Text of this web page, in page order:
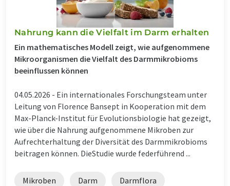
Nahrung kann die Vielfalt im Darm erhalten
Ein mathematisches Modell zeigt, wie aufgenommene
Mikroorganismen die Vielfalt des Darmmikrobioms
beeinflussen können
04.05.2026 - Ein internationales Forschungsteam unter
Leitung von Florence Bansept in Kooperation mit dem
Max-Planck-Institut für Evolutionsbiologie hat gezeigt,
wie über die Nahrung aufgenommene Mikroben zur
Aufrechterhaltung der Diversität des Darmmikrobioms
beitragen können. DieStudie wurde federführend ...
Mikroben Darm Darmflora